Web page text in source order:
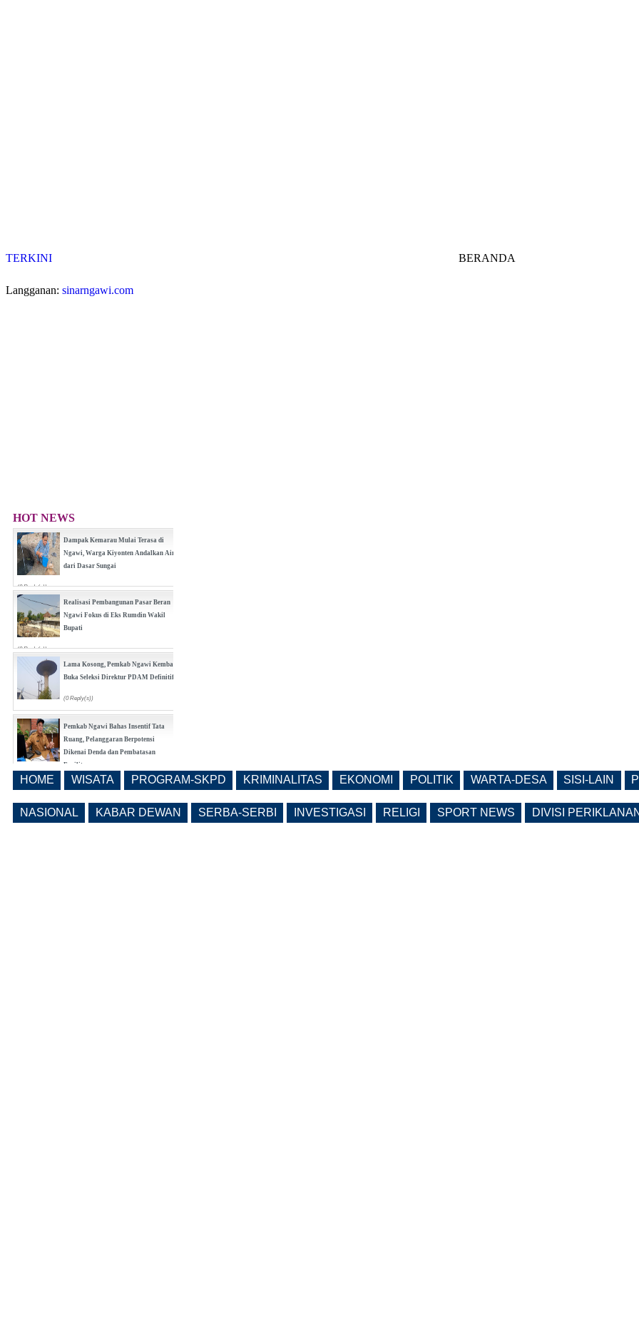
TERKINI BERANDA
Langganan: sinarngawi.com
HOT NEWS
(0 Reply(s))
Dampak Kemarau Mulai Terasa di
Ngawi, Warga Kiyonten Andalkan Air
dari Dasar Sungai
(0 Reply(s))
Realisasi Pembangunan Pasar Beran
Ngawi Fokus di Eks Rumdin Wakil
Bupati
(0 Reply(s))
Lama Kosong, Pemkab Ngawi Kembali
Buka Seleksi Direktur PDAM Definitif
(0 Reply(s))
Pemkab Ngawi Bahas Insentif Tata
Ruang, Pelanggaran Berpotensi
Dikenai Denda dan Pembatasan
Fasilitas
HOME WISATA PROGRAM-SKPD KRIMINALITAS EKONOMI POLITIK WARTA-DESA SISI-LAIN
NASIONAL KABAR DEWAN SERBA-SERBI INVESTIGASI RELIGI SPORT NEWS DIVISI